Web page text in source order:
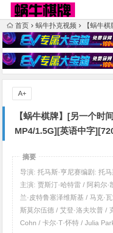
首页 蜗牛扑克视频 【蜗牛棋牌】[另一
【蜗牛棋牌】[另一个时
MP4/1.5G][英语中字
A+
摘要
导演: 托马斯·亨尼赛编剧: 托
主演: 贾斯汀·哈特雷 / 阿莉尔·
兰·皮特鲁塞泽维斯基 / 马克·
斯莫尔伍德 / 艾登·洛夫坎普 /
Cohn / 卡尔·T·怀特 / Julia